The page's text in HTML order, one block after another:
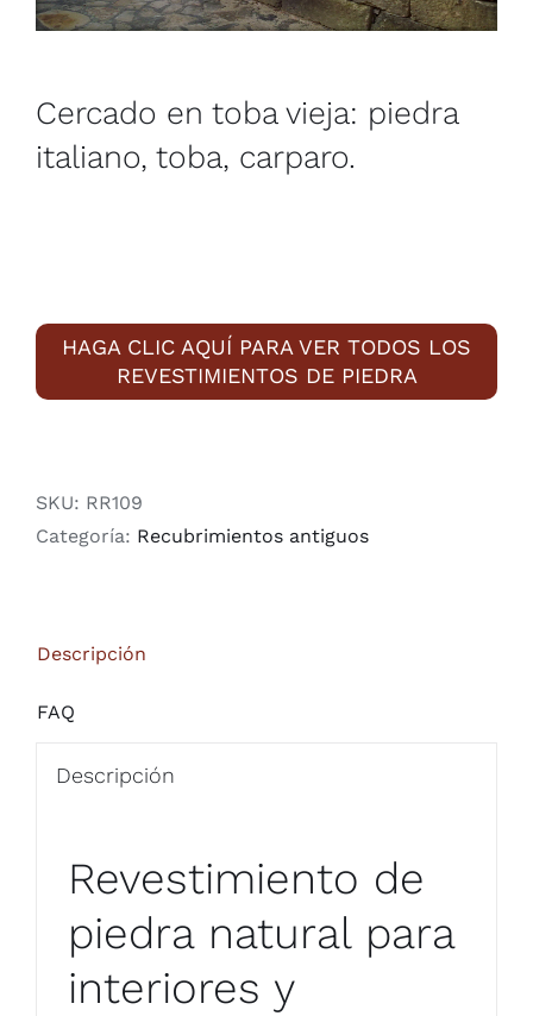
Cercado en toba vieja: piedra
italiano, toba, carparo.
HAGA CLIC AQUÍ PARA VER TODOS LOS
REVESTIMIENTOS DE PIEDRA
SKU: RR109
Categoría: Recubrimientos antiguos
Descripción
FAQ
Descripción
Revestimiento de
piedra natural para
interiores y